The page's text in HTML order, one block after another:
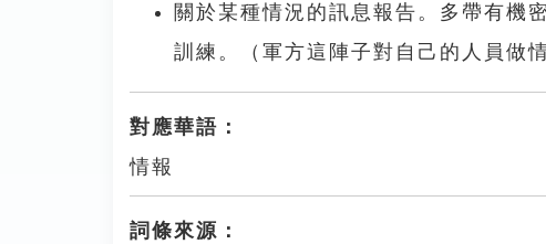
關於某種情況的訊息報告。多帶有機
訓練。（軍方這陣子對自己的人員做
對應華語：
情報
詞條來源：